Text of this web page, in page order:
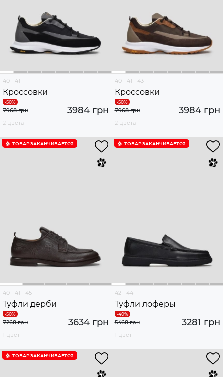
40 41
Кроссовки
3984 грн
7968 грн
2 цвета
40 41 43
Кроссовки
3984 грн
7968 грн
2 цвета
ТОВАР ЗАКАНЧИВАЕТСЯ
40 41 45
Туфли дерби
3634 грн
7268 грн
1 цвет
ТОВАР ЗАКАНЧИВАЕТСЯ
42 44
Туфли лоферы
3281 грн
5468 грн
1 цвет
ТОВАР ЗАКАНЧИВАЕТСЯ